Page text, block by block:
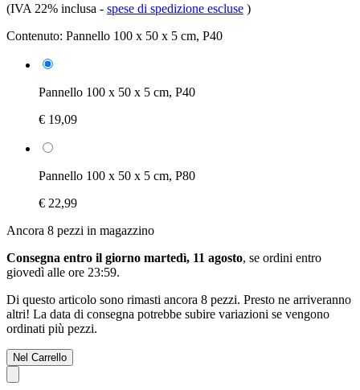
(IVA 22% inclusa - spese di spedizione escluse )
Contenuto: Pannello 100 x 50 x 5 cm, P40
Pannello 100 x 50 x 5 cm, P40
€ 19,09
Pannello 100 x 50 x 5 cm, P80
€ 22,99
Ancora 8 pezzi in magazzino
Consegna entro il giorno martedì, 11 agosto, se ordini entro
giovedì alle ore 23:59.
Di questo articolo sono rimasti ancora 8 pezzi. Presto ne arriveranno
altri! La data di consegna potrebbe subire variazioni se vengono
ordinati più pezzi.
Nel Carrello